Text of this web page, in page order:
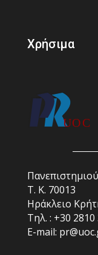
Χρήσιμα
Τ. Κ. 70013
Ηράκλειο
Τηλ. : +30 2810
E-mail: